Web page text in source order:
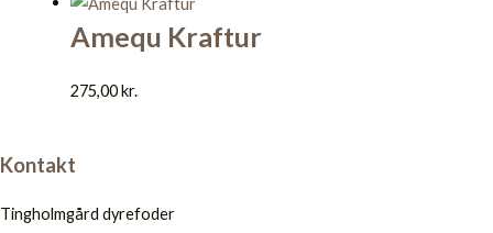
Amequ Kraftur
275,00kr.
Kontakt
Tingholmgård dyrefoder